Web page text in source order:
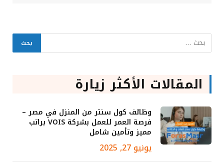
المقالات الأكثر زيارة
وظائف كول سنتر من المنزل في مصر –
فرصة العمر للعمل بشركة VOIS براتب
مميز وتأمين شامل
يونيو 27, 2025